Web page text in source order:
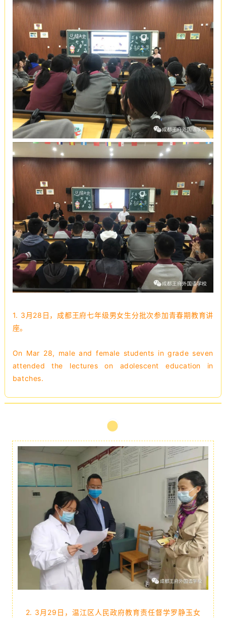
1. 3月28日， 成都王府七年级男女生分批次参加青春期教育讲
座。
On Mar 28, male and female students in grade seven
attended the lectures on adolescent education in
batches.
2. 3月29日，温江区人民政府教育责任督学罗静玉女